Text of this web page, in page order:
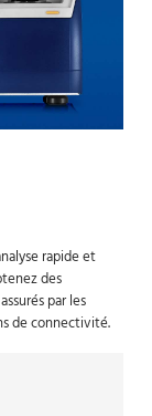
rapide et
des
par les
de connectivité.